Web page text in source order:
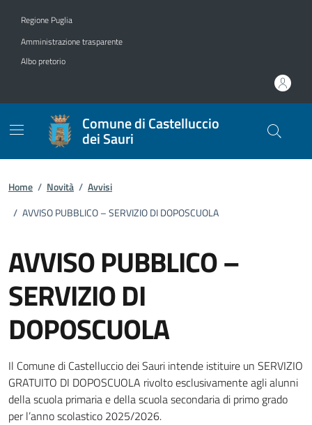
Regione Puglia
Amministrazione trasparente
Albo pretorio
Comune di Castelluccio
dei Sauri
Home / Novità / Avvisi
/ AVVISO PUBBLICO – SERVIZIO DI DOPOSCUOLA
AVVISO PUBBLICO –
SERVIZIO DI
DOPOSCUOLA
Dettagli della notizia
Il Comune di Castelluccio dei Sauri intende istituire un SERVIZIO
GRATUITO DI DOPOSCUOLA rivolto esclusivamente agli alunni
della scuola primaria e della scuola secondaria di primo grado
per l’anno scolastico 2025/2026.